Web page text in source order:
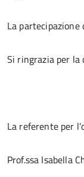
La
Si ringrazia per la
La referente per
Prof.ssa Isabella